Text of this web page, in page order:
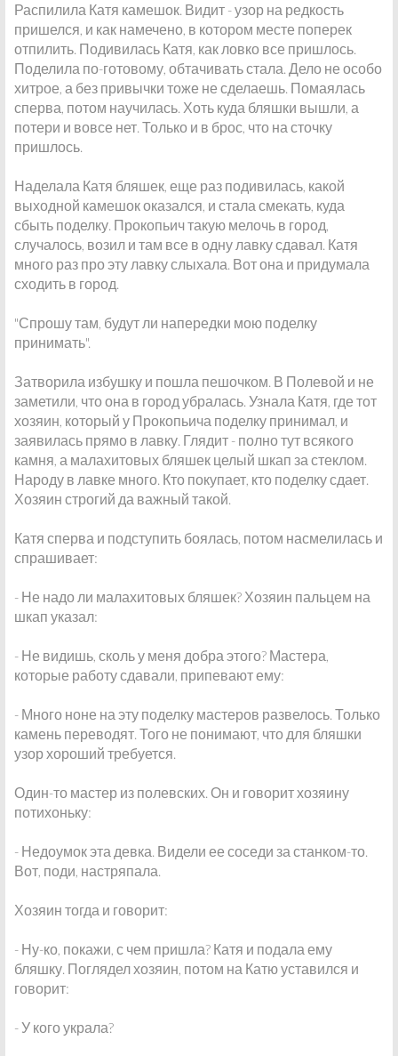
Распилила Катя камешок. Видит - узор на редкость
пришелся, и как намечено, в котором месте поперек
отпилить. Подивилась Катя, как ловко все пришлось.
Поделила по-готовому, обтачивать стала. Дело не особо
хитрое, а без привычки тоже не сделаешь. Помаялась
сперва, потом научилась. Хоть куда бляшки вышли, а
потери и вовсе нет. Только и в брос, что на сточку
пришлось.
Наделала Катя бляшек, еще раз подивилась, какой
выходной камешок оказался, и стала смекать, куда
сбыть поделку. Прокопьич такую мелочь в город,
случалось, возил и там все в одну лавку сдавал. Катя
много раз про эту лавку слыхала. Вот она и придумала
сходить в город.
"Спрошу там, будут ли напередки мою поделку
принимать".
Затворила избушку и пошла пешочком. В Полевой и не
заметили, что она в город убралась. Узнала Катя, где тот
хозяин, который у Прокопьича поделку принимал, и
заявилась прямо в лавку. Глядит - полно тут всякого
камня, а малахитовых бляшек целый шкап за стеклом.
Народу в лавке много. Кто покупает, кто поделку сдает.
Хозяин строгий да важный такой.
Катя сперва и подступить боялась, потом насмелилась и
спрашивает:
- Не надо ли малахитовых бляшек? Хозяин пальцем на
шкап указал:
- Не видишь, сколь у меня добра этого? Мастера,
которые работу сдавали, припевают ему:
- Много ноне на эту поделку мастеров развелось. Только
камень переводят. Того не понимают, что для бляшки
узор хороший требуется.
Один-то мастер из полевских. Он и говорит хозяину
потихоньку:
- Недоумок эта девка. Видели ее соседи за станком-то.
Вот, поди, настряпала.
Хозяин тогда и говорит:
- Ну-ко, покажи, с чем пришла? Катя и подала ему
бляшку. Поглядел хозяин, потом на Катю уставился и
говорит:
- У кого украла?